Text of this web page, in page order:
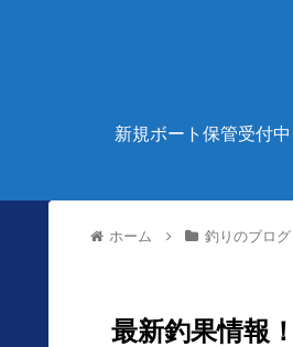
新規ボート保管受付中
ホーム 釣りのブログ
最新釣果情報